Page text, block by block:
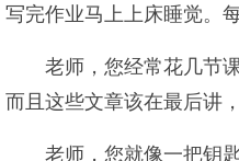
写完作业马上上床睡觉。
老师，您经常花几节
而且这些文章该在最后讲
老师，您就像一把钥